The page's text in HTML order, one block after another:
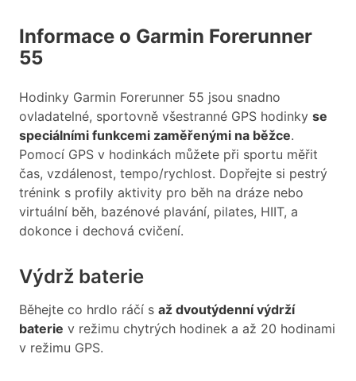
Informace o Garmin Forerunner
55
Hodinky Garmin Forerunner 55 jsou snadno
ovladatelné, sportovně všestranné GPS hodinky se
speciálními funkcemi zaměřenými na běžce.
Pomocí GPS v hodinkách můžete při sportu měřit
čas, vzdálenost, tempo/rychlost. Dopřejte si pestrý
trénink s profily aktivity pro běh na dráze nebo
virtuální běh, bazénové plavání, pilates, HIIT, a
dokonce i dechová cvičení.
Výdrž baterie
Běhejte co hrdlo ráčí s až dvoutýdenní výdrží
baterie v režimu chytrých hodinek a až 20 hodinami
v režimu GPS.